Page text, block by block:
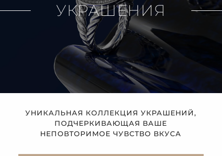
УКРАШЕНИЯ
УНИКАЛЬНАЯ КОЛЛЕКЦИЯ УКРАШЕНИЙ,
ПОДЧЕРКИВАЮЩАЯ ВАШЕ
НЕПОВТОРИМОЕ ЧУВСТВО ВКУСА